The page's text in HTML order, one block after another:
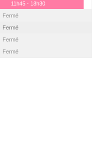
11h45 - 18h30
Fermé
Fermé
Fermé
Fermé